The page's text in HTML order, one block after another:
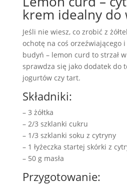
krem idealny do
Jeśli nie wiesz, co zrobić z
ochotę na coś orzeźwiającego
budyń – lemon curd to strzał
sprawdza się jako dodatek do
jogurtów czy tart.
Składniki:
– 3 żółtka
– 2/3 szklanki cukru
– 1/3 szklanki soku z cytryny
– 1 łyżeczka startej skórki z
– 50 g masła
Przygotowanie: